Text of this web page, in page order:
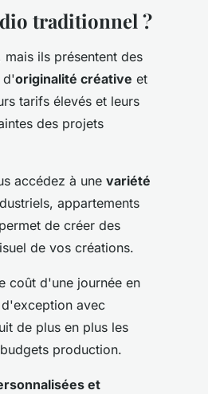
traditionnel ?
ils présentent des
d'originalité créative et
tarifs élevés et leurs
des projets
accédez à une variété
appartements
de créer des
de vos créations.
coût d'une journée en
avec
de plus en plus les
production.
et